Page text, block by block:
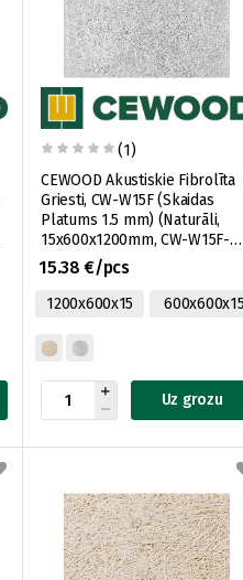
(1)
CEWOOD Akustiskie Fibrolīta
Griesti, CW-W15F (Skaidas
Platums 1.5 mm) (Naturāli,
15x600x1200mm, CW-W15F-
P0-1195x595-N, 0,72m2)
15.38 €/pcs
1200x600x15 600x600x15
Uz grozu